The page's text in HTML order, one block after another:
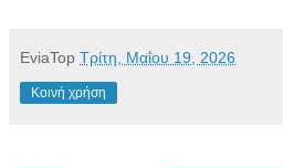
EviaTop Τρίτη, Μαΐου 19, 2026
Κοινή χρήση